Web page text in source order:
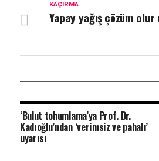
KAÇIRMA
Yapay yağış çözüm olur
‘Bulut tohumlama’ya Prof. Dr.
Kadıoğlu’ndan ‘verimsiz ve pahalı’
uyarısı